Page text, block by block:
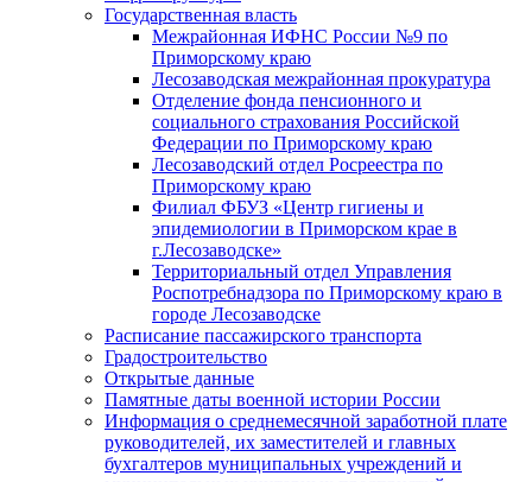
Государственная власть
Межрайонная ИФНС России №9 по
Приморскому краю
Лесозаводская межрайонная прокуратура
Отделение фонда пенсионного и
социального страхования Российской
Федерации по Приморскому краю
Лесозаводский отдел Росреестра по
Приморскому краю
Филиал ФБУЗ «Центр гигиены и
эпидемиологии в Приморском крае в
г.Лесозаводске»
Территориальный отдел Управления
Роспотребнадзора по Приморскому краю в
городе Лесозаводске
Расписание пассажирского транспорта
Градостроительство
Открытые данные
Памятные даты военной истории России
Информация о среднемесячной заработной плате
руководителей, их заместителей и главных
бухгалтеров муниципальных учреждений и